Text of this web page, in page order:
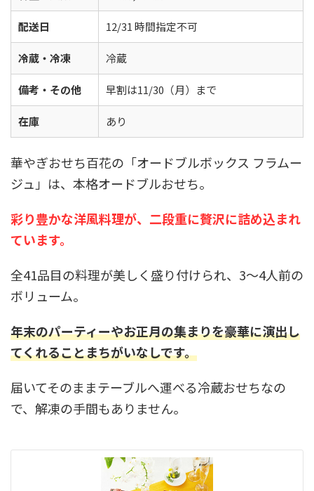
配送日 12/31 時間指定不可
冷蔵・冷凍 冷蔵
備考・その他 早割は11/30（月）まで
在庫 あり
華やぎおせち百花の「オードブルボックス フラムー
ジュ」は、本格オードブルおせち。
彩り豊かな洋風料理が、二段重に贅沢に詰め込まれ
ています。
全41品目の料理が美しく盛り付けられ、3～4人前の
ボリューム。
年末のパーティーやお正月の集まりを豪華に演出し
てくれることまちがいなしです。
届いてそのままテーブルへ運べる冷蔵おせちなの
で、解凍の手間もありません。